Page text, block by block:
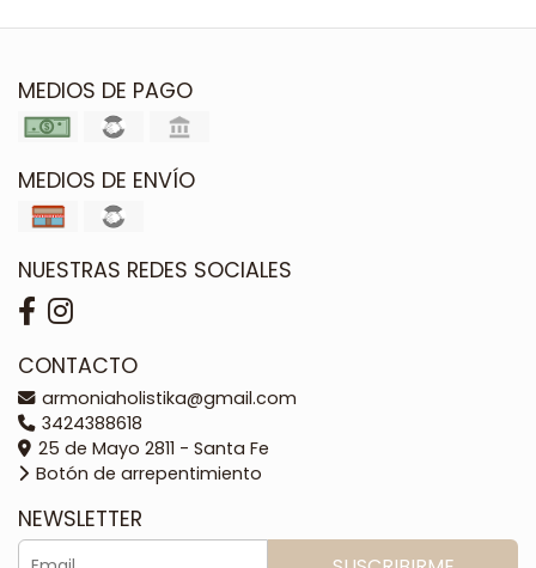
MEDIOS DE PAGO
MEDIOS DE ENVÍO
NUESTRAS REDES SOCIALES
CONTACTO
armoniaholistika@gmail.com
3424388618
25 de Mayo 2811 - Santa Fe
Botón de arrepentimiento
NEWSLETTER